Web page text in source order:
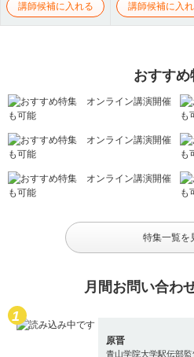
講師候補に入れる 講師候補に入
おすすめ
特集一覧を
月間お問い合わ
原晋
青山学院大学駅伝部